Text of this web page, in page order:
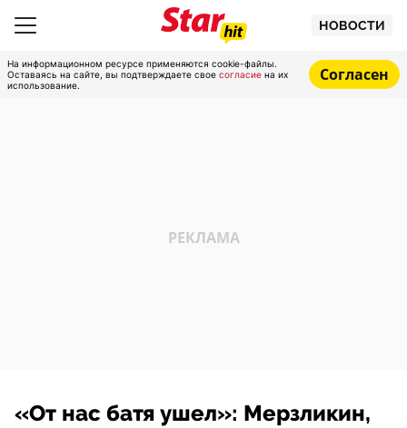
НОВОСТИ
На информационном ресурсе применяются cookie-файлы.
Оставаясь на сайте, вы подтверждаете свое согласие на их
использование.
Согласен
«От нас батя ушел»: Мерзликин,